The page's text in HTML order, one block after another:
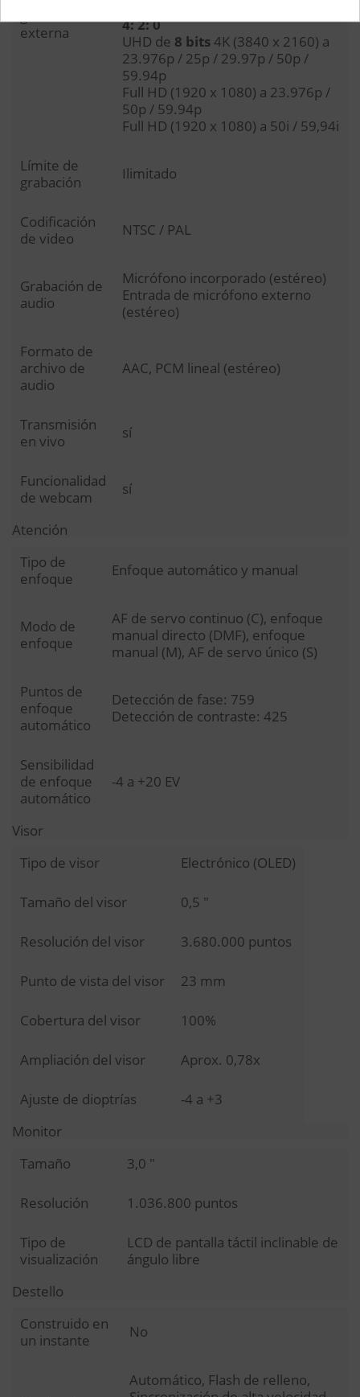
externa
4: 2: 0
UHD de 8 bits4K (3840 x 2160) a
23.976p / 25p / 29.97p / 50p /
59.94p
Full HD (1920 x 1080) a 23.976p /
50p / 59.94p
Full HD (1920 x 1080) a 50i / 59,94i
Límite de
grabación
Ilimitado
Codificación
de video
NTSC / PAL
Grabación de
audio
Micrófono incorporado (estéreo)
Entrada de micrófono externo
(estéreo)
Formato de
archivo de
audio
AAC, PCM lineal (estéreo)
Transmisión
en vivo
sí
Funcionalidad
de webcam
sí
Atención
Tipo de
enfoque
Enfoque automático y manual
Modo de
enfoque
AF de servo continuo (C), enfoque
manual directo (DMF), enfoque
manual (M), AF de servo único (S)
Puntos de
enfoque
automático
Detección de fase: 759
Detección de contraste: 425
Sensibilidad
de enfoque
automático
-4 a +20 EV
Visor
Tipo de visor
Electrónico (OLED)
Tamaño del visor 0,5 "
Resolución del visor 3.680.000 puntos
Punto de vista del visor 23 mm
Cobertura del visor 100%
Ampliación del visor Aprox. 0,78x
Ajuste de dioptrías
-4 a +3
Monitor
Tamaño
3,0 "
Resolución 1.036.800 puntos
Tipo de
visualización
LCD de pantalla táctil inclinable de
ángulo libre
Destello
Construido en
un instante
No
Automático, Flash de relleno,